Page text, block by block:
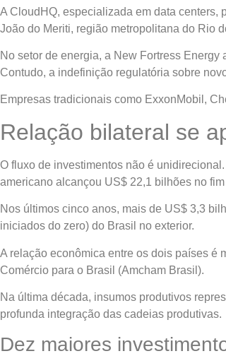
A CloudHQ, especializada em data centers,
João do Meriti, região metropolitana do Rio
No setor de energia, a New Fortress
Contudo, a indefinição regulatória sobre
Empresas tradicionais como ExxonMobil,
Relação bilateral se
O fluxo de investimentos não é
americano alcançou US$ 22,1 bilhões no
Nos últimos cinco anos, mais de US$ 3,3
iniciados do zero) do Brasil no exterior.
A relação econômica entre os dois países é
Comércio para o Brasil (Amcham Brasil).
Na última década, insumos produtivos
profunda integração das cadeias produtivas.
Dez maiores